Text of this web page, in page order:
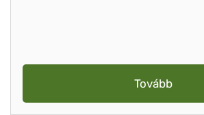
Tovább